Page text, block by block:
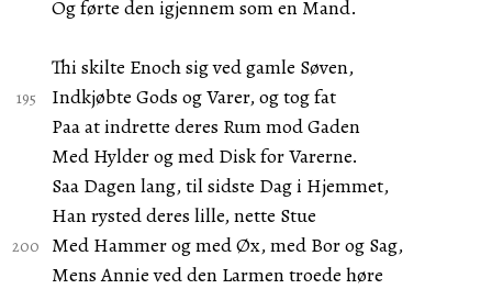
Og førte den igjennem som en Mand.
Thi skilte Enoch sig ved gamle Søven,
Indkjøbte Gods og Varer, og tog fat
Paa at indrette deres Rum mod Gaden
Med Hylder og med Disk for Varerne.
Saa Dagen lang, til sidste Dag i Hjemmet,
Han rysted deres lille, nette Stue
Med Hammer og med Øx, med Bor og Sag,
Mens Annie ved den Larmen troede høre